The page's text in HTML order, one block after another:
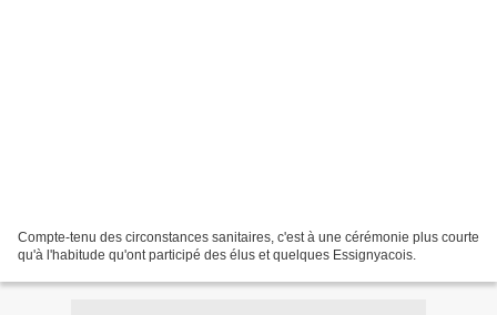
Compte-tenu des circonstances sanitaires, c'est à une cérémonie plus courte
qu'à l'habitude qu'ont participé des élus et quelques Essignyacois.